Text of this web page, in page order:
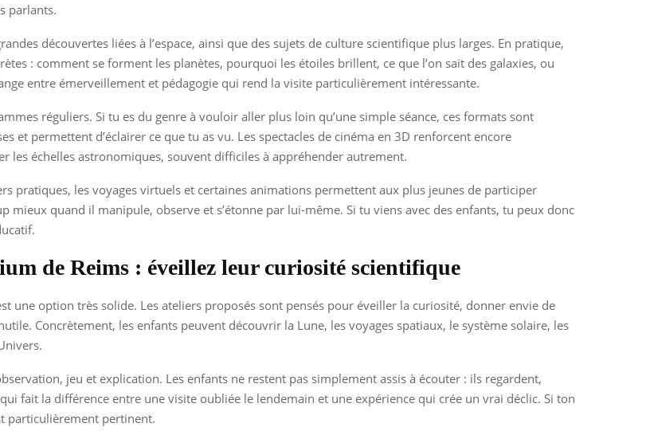
parlants.
découvertes liées à l’espace, ainsi que des sujets de culture scientifique plus larges. En pratique,
: comment se forment les planètes, pourquoi les étoiles brillent, ce que l’on sait des galaxies, ou
entre émerveillement et pédagogie qui rend la visite particulièrement intéressante.
réguliers. Si tu es du genre à vouloir aller plus loin qu’une simple séance, ces formats sont
et permettent d’éclairer ce que tu as vu. Les spectacles de cinéma en 3D renforcent encore
les échelles astronomiques, souvent difficiles à appréhender autrement.
pratiques, les voyages virtuels et certaines animations permettent aux plus jeunes de participer
quand il manipule, observe et s’étonne par lui-même. Si tu viens avec des enfants, tu peux donc
de Reims : éveillez leur curiosité scientifique
une option très solide. Les ateliers proposés sont pensés pour éveiller la curiosité, donner envie de
Concrètement, les enfants peuvent découvrir la Lune, les voyages spatiaux, le système solaire, les
jeu et explication. Les enfants ne restent pas simplement assis à écouter : ils regardent,
fait la différence entre une visite oubliée le lendemain et une expérience qui crée un vrai déclic. Si ton
particulièrement pertinent.